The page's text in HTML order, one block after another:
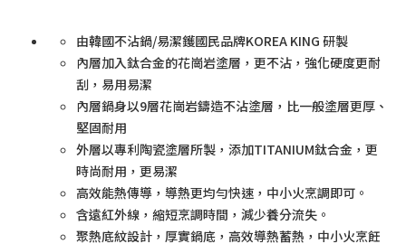
由韓國不沾鍋/易潔鑊國民品牌KOREA KING 研製
內層加入鈦合金的花崗岩塗層，更不沾，強化硬度更耐
刮，易用易潔
內層鍋身以9層花崗岩鑄造不沾塗層，比一般塗層更厚、
堅固耐用
外層以專利陶瓷塗層所製，添加TITANIUM鈦合金，更
時尚耐用，更易潔
高效能熱傳導，導熱更均勻快速，中小火烹調即可。
含遠紅外線，縮短烹調時間，減少養分流失。
聚熱底紋設計，厚實鍋底，高效導熱蓄熱，中小火烹飪